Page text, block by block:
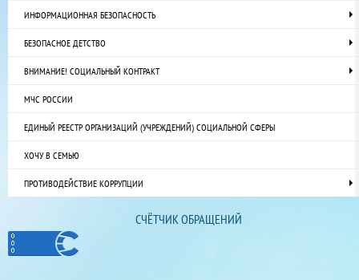
ИНФОРМАЦИОННАЯ БЕЗОПАСНОСТЬ
БЕЗОПАСНОЕ ДЕТСТВО
ВНИМАНИЕ! СОЦИАЛЬНЫЙ КОНТРАКТ
МЧС РОССИИ
ЕДИНЫЙ РЕЕСТР ОРГАНИЗАЦИЙ (УЧРЕЖДЕНИЙ) СОЦИАЛЬНОЙ СФЕРЫ
ХОЧУ В СЕМЬЮ
ПРОТИВОДЕЙСТВИЕ КОРРУПЦИИ
СЧЁТЧИК ОБРАЩЕНИЙ